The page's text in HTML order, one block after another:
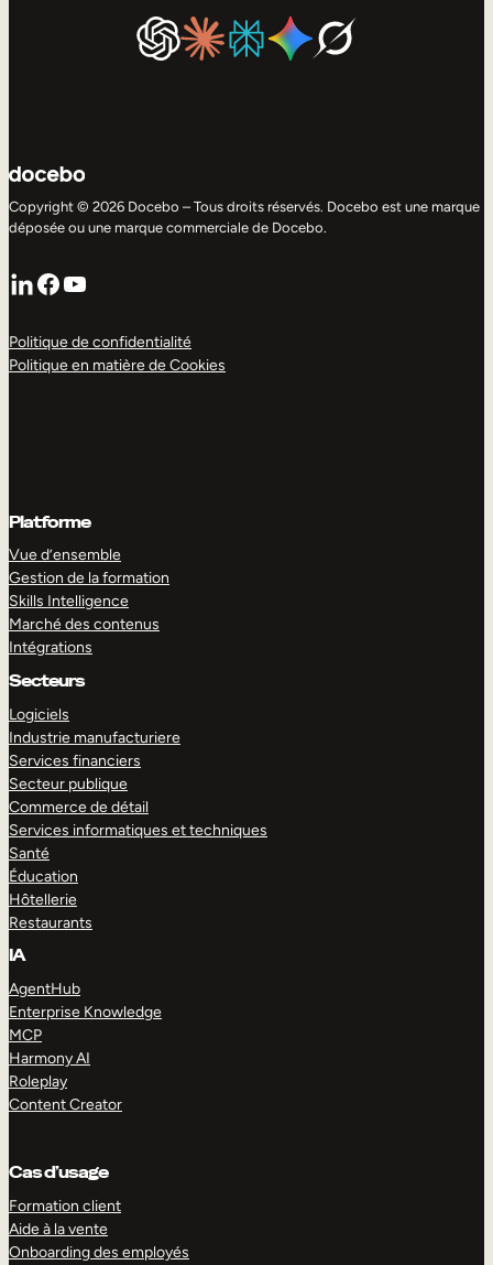
Copyright © 2026 Docebo – Tous droits réservés. Docebo est une marque
déposée ou une marque commerciale de Docebo.
LinkedIn
Facebook
YouTube
Politique de confidentialité
Politique en matière de Cookies
Platforme
Vue d’ensemble
Gestion de la formation
Skills Intelligence
Marché des contenus
Intégrations
Secteurs
Logiciels
Industrie manufacturiere
Services financiers
Secteur publique
Commerce de détail
Services informatiques et techniques
Santé
Éducation
Hôtellerie
Restaurants
IA
AgentHub
Enterprise Knowledge
MCP
Harmony AI
Roleplay
Content Creator
Cas d’usage
Formation client
Aide à la vente
Onboarding des employés